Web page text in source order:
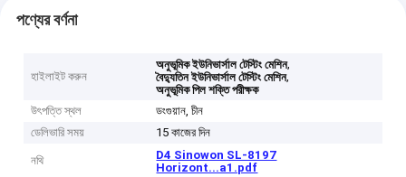
পণ্যের বর্ণনা
হাইলাইট করুন
অনুভূমিক ইউনিভার্সাল টেস্টিং মেশিন,
বৈদ্যুতিন ইউনিভার্সাল টেস্টিং মেশিন,
অনুভূমিক পিল শক্তি পরীক্ষক
উৎপত্তি স্থল
ডংগুয়ান, চীন
ডেলিভারি সময়
15 কাজের দিন
নথি
D4 Sinowon SL-8197
Horizont...a1.pdf